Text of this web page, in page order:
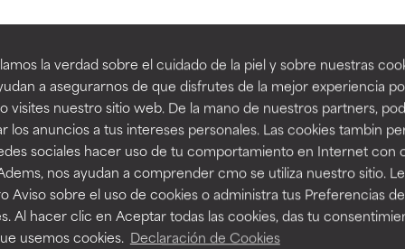
la verdad sobre el cuidado de la piel y sobre nuestras
a asegurarnos de que disfrutes de la mejor experiencia
visites nuestro sitio web. De la mano de nuestros partners,
los anuncios a tus intereses personales. Las cookies tambin
sociales hacer uso de tu comportamiento en Internet con
nos ayudan a comprender cmo se utiliza nuestro sitio.
Aviso sobre el uso de cookies o administra tus Preferencias de
Al hacer clic en Aceptar todas las cookies, das tu
usemos cookies. Declaración de Cookies
BACK TO SEARCH
to assess ingredients in this dictionary. Regulations
tan beneficiosos como los de la categoría excelente, suelen ser
la estabilidad o la absorción de una fórmula.
ciertas limitaciones en cuanto a su apariencia, estabilidad o
básicos o que no cuentan con suficiente respaldo científico.
algunos beneficios se recomienda evitarlo por su
tan beneficiosos como los de la categoría excelente, suelen ser
la estabilidad o la absorción de una fórmula.
ciertas limitaciones en cuanto a su apariencia, estabilidad o
básicos o que no cuentan con suficiente respaldo científico.
algunos beneficios se recomienda evitarlo por su